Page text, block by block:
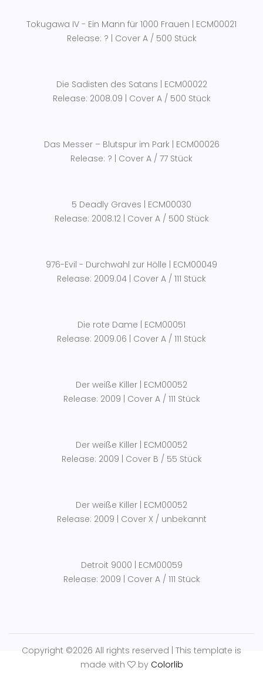
Tokugawa IV - Ein Mann für 1000 Frauen | ECM00021
Release: ? | Cover A / 500 Stück
Die Sadisten des Satans | ECM00022
Release: 2008.09 | Cover A / 500 Stück
Das Messer – Blutspur im Park | ECM00026
Release: ? | Cover A / 77 Stück
5 Deadly Graves | ECM00030
Release: 2008.12 | Cover A / 500 Stück
976-Evil - Durchwahl zur Hölle | ECM00049
Release: 2009.04 | Cover A / 111 Stück
Die rote Dame | ECM00051
Release: 2009.06 | Cover A / 111 Stück
Der weiße Killer | ECM00052
Release: 2009 | Cover A / 111 Stück
Der weiße Killer | ECM00052
Release: 2009 | Cover B / 55 Stück
Der weiße Killer | ECM00052
Release: 2009 | Cover X / unbekannt
Detroit 9000 | ECM00059
Release: 2009 | Cover A / 111 Stück
Copyright ©2026 All rights reserved | This template is
made with
by Colorlib